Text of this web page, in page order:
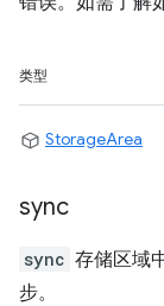
类型
StorageArea
sync
sync 存储区域
步。